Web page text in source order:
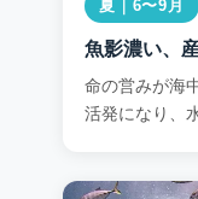
夏｜6〜9月
魚影濃い、
命の営みが海
活発になり、